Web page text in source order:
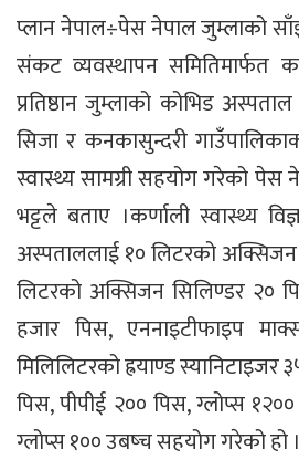
प्लान नेपाल÷पेस नेपाल जुम्लाको
संकट व्यवस्थापन समितिमार्फत
प्रतिष्ठान जुम्लाको कोभिड
सिजा र कनकासुन्दरी
स्वास्थ्य सामग्री सहयोग गरेको
भट्टले बताए ।कर्णाली स्वास्थ्य
अस्पताललाई १० लिटरको
लिटरको अक्सिजन सिलिण्डर २०
हजार पिस, एननाइटीफाइप
मिलिलिटरको ह्रयाण्ड
पिस, पीपीई २०० पिस, ग्लोप्स
ग्लोप्स १०० उबष्च सहयोग गरेको हो ।